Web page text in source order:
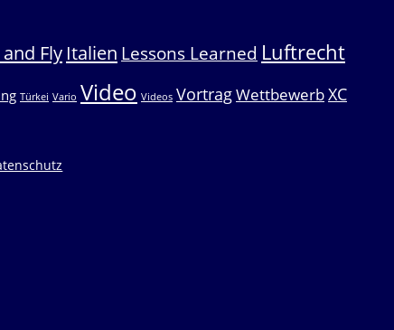
Fly Italien Lessons Learned Luftrecht
Türkei Vario Video Videos VortragWettbewerbXC